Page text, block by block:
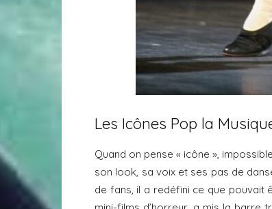
Les Icônes Pop la
Quand on pense « icône »,
son look, sa voix et ses pas de
de fans, il a redéfini ce que pouvait